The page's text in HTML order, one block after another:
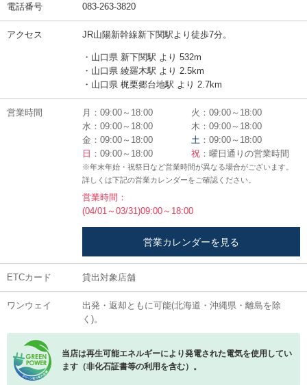
電話番号 083-263-3820
アクセス JR山陽新幹線新下関駅より徒歩7分。
・山口県 新下関駅 より 532m
・山口県 綾羅木駅 より 2.5km
・山口県 梶栗郷台地駅 より 2.7km
営業時間 月：09:00～18:00
火：09:00～18:00
水：09:00～18:00
木：09:00～18:00
金：09:00～18:00
土 ：09:00～18:00
日 ：09:00～18:00 祝 ：曜日通りの営業時間
※年末年始・祝祭日など営業時間が異なる場合がございます。
詳しくは下記の営業カレンダーをご確認ください。
営業時間：
(04/01～03/31)09:00～18:00
営業カレンダーを見る
ETCカード 貸出対象店舗
ワンウェイ
出発・返却ともに可能(北海道・沖縄県・離島を除
く)。
当店は再生可能エネルギーにより発電された電気を使用してい
ます（非化石証書等の利用を含む）。